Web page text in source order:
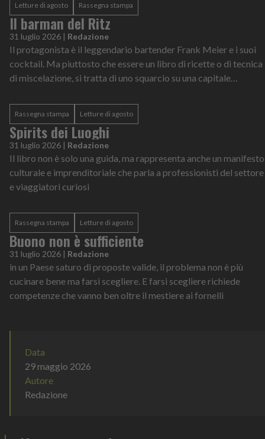
Letture di agosto Rassegna stampa
Il barman del Ritz
31 luglio 2026 | Redazione
Il protagonista è il leggendario bartender Frank Meier e i suoi
cocktail. Ma piuttosto che essere un libro di ricette o di tecnica
di miscelazione, si tratta di uno squarcio su una capitale
Rassegna stampa Letture di agosto
Spirits dei Luoghi
31 luglio 2026 | Redazione
Il libro non è solo una guida, ma rappresenta anche un manifesto
culturale e imprenditoriale che parla a professionisti del settore
e viaggiatori curiosi
Rassegna stampa Letture di agosto
Buono non è sufficiente
31 luglio 2026 | Redazione
in un Paese saturo di proposte valide, il problema non è più
cucinare bene ma farsi scegliere. E farsi scegliere richiede
competenze che vanno ben oltre il mestiere ai fornelli
Data
29 maggio 2026
Autore
Redazione